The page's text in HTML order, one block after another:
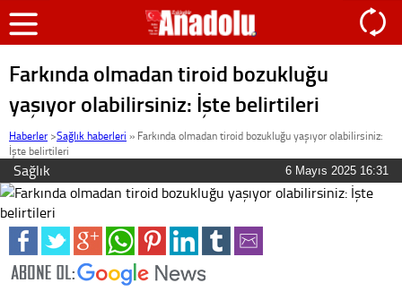
Farkında olmadan tiroid bozukluğu
yaşıyor olabilirsiniz: İşte belirtileri
Haberler >Sağlık haberleri » Farkında olmadan tiroid bozukluğu yaşıyor olabilirsiniz:
İşte belirtileri
Sağlık 6 Mayıs 2025 16:31